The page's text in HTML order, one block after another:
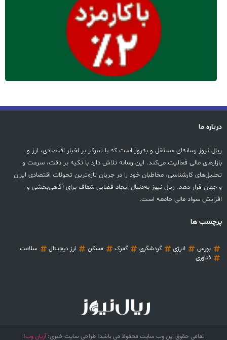
درباره ما
ریال نیوز رسانه‌ای مستقل و به‌روز است که با تمرکز بر اخبار اقتصادی، ارز و
بازارهای مالی فعالیت می‌کند. این رسانه تلاش دارد با تکیه بر دقت، سرعت و
تحلیل‌های کارشناسی، مخاطبان خود را در جریان تازه‌ترین تحولات اقتصادی ایران
و جهان قرار دهد. ریال نیوز به‌دنبال ایجاد فضایی شفاف برای آگاهی‌بخشی و
افزایش سواد مالی جامعه است.
پرچسب ها
بورس انرژی گردشگری گمرک مسکن ارز دیجیتال
سلامت
فناوری
تمامی حقوق این وب سایت محفوظ می باشد! طراحی سایت خبری:آریان وب!